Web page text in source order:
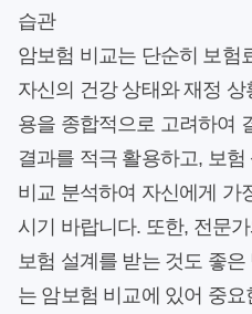
습관
암보험 비교는 단순히 보험
자신의 건강 상태와 재정
용을 종합적으로 고려하여
결과를 적극 활용하고, 보
비교 분석하여 자신에게 가
시기 바랍니다. 또한, 전문
보험 설계를 받는 것도 좋
는 암보험 비교에 있어 중